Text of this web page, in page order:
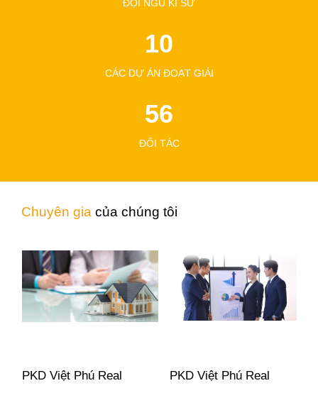
ĐỘI NGŨ KĨ SƯ
10
CÁC DỰ ÁN ĐOẠT GIẢI
56
ĐỐI TÁC
Chuyên gia của chúng tôi
PKD Việt Phú Real PKD Việt Phú Real